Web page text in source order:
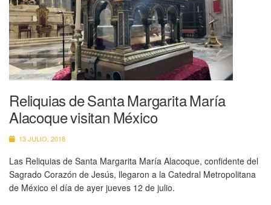
Reliquias de Santa Margarita María
Alacoque visitan México
13 JULIO, 2018
Las Reliquias de Santa Margarita María Alacoque, confidente del
Sagrado Corazón de Jesús, llegaron a la Catedral Metropolitana
de México el día de ayer jueves 12 de julio.